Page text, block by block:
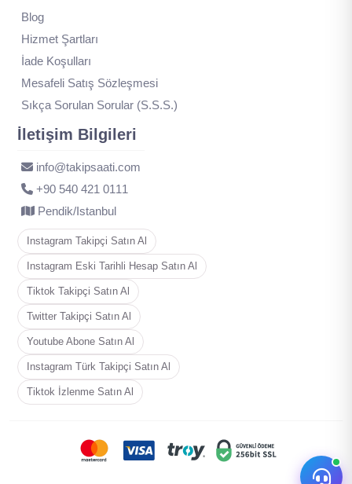
Blog
Hizmet Şartları
İade Koşulları
Mesafeli Satış Sözleşmesi
Sıkça Sorulan Sorular (S.S.S.)
İletişim Bilgileri
info@takipsaati.com
‪+90 540 421 0111
Pendik/Istanbul
Instagram Takipçi Satın Al
Instagram Eski Tarihli Hesap Satın Al
Tiktok Takipçi Satın Al
Twitter Takipçi Satın Al
Youtube Abone Satın Al
Instagram Türk Takipçi Satın Al
Tiktok İzlenme Satın Al